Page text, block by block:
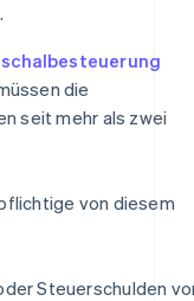
die
seit mehr als zwei
von diesem
Steuerschulden